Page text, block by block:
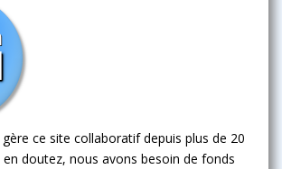
ce site collaboratif depuis plus de 20
en doutez, nous avons besoin de fonds